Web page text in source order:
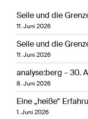
Seile und die
11. Juni 2026
Seile und die
11. Juni 2026
analyse:berg – 30.
8. Juni 2026
Eine „heiße“
1. Juni 2026